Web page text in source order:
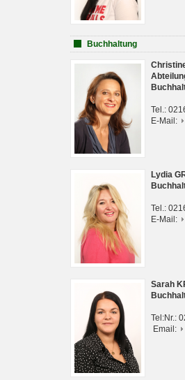
Buchhaltung
Tel.:
E-Mail:
Lydia
Tel.:
E-Mail:
Sarah
Tel:Nr.:
Email: